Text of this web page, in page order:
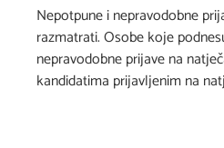
Nepotpune i nepravodobne
razmatrati. Osobe koje
nepravodobne prijave na
kandidatima prijavljenim na